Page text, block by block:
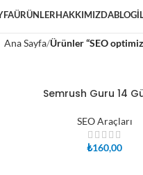
ÜRÜNLERHAKKIMIZDABLOG
Ana Sayfa Ürünler “SEO
SEPETE EKLESemrush Guru 14
SEO Araçları
₺160,00